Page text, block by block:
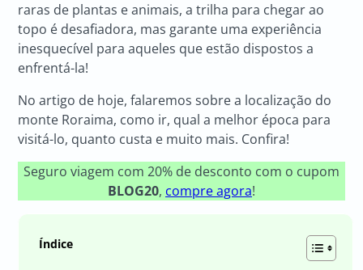
raras de plantas e animais, a trilha para chegar ao
topo é desafiadora, mas garante uma experiência
inesquecível para aqueles que estão dispostos a
enfrentá-la!
No artigo de hoje, falaremos sobre a localização do
monte Roraima, como ir, qual a melhor época para
visitá-lo, quanto custa e muito mais. Confira!
Seguro viagem com 20% de desconto com o cupom
BLOG20, compre agora!
Índice